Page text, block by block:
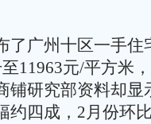
了广州十区一手住
11963元/平方米
铺研究部资料却显
约四成，2月份环